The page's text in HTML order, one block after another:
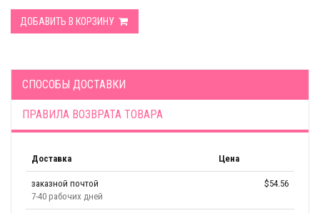
ДОБАВИТЬ В КОРЗИНУ
СПОСОБЫ ДОСТАВКИ
ПРАВИЛА ВОЗВРАТА ТОВАРА
Доставка Цена
заказной почтой
7-40 рабочих дней
$54.56